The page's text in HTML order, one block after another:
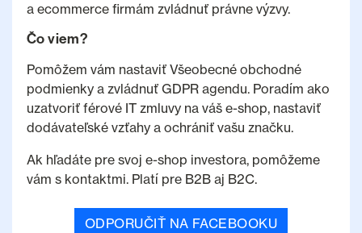
a ecommerce firmám zvládnuť právne výzvy.
Čo viem?
Pomôžem vám nastaviť Všeobecné obchodné
podmienky a zvládnuť GDPR agendu. Poradím ako
uzatvoriť férové IT zmluvy na váš e-shop, nastaviť
dodávateľské vzťahy a ochrániť vašu značku.
Ak hľadáte pre svoj e-shop investora, pomôžeme
vám s kontaktmi. Platí pre B2B aj B2C.
ODPORUČIŤ NA FACEBOOKU